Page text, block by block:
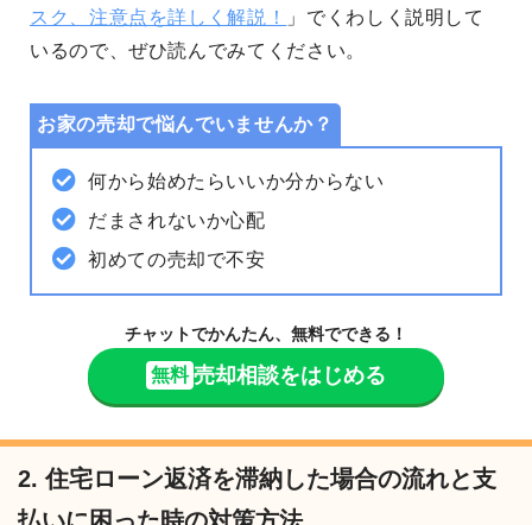
スク、注意点を詳しく解説！
」でくわしく説明して
いるので、ぜひ読んでみてください。
お家の売却で悩んでいませんか？
何から始めたらいいか分からない
だまされないか心配
初めての売却で不安
チャットでかんたん、無料でできる！
無料 売却相談をはじめる
2. 住宅ローン返済を滞納した場合の流れと支